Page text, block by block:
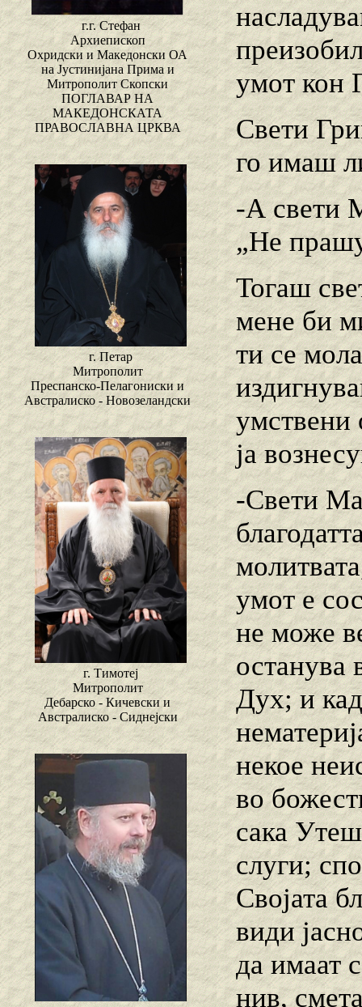
г.г. Стефан
Архиепископ
Охридски и Македонски ОА
на Јустинијана Прима и
Митрополит Скопски
ПОГЛАВАР НА
МАКЕДОНСКАТА
ПРАВОСЛАВНА ЦРКВА
г. Петар
Митрополит
Преспанско-Пелагониски и
Австралиско - Новозеландски
г. Тимотеј
Митрополит
Дебарско - Кичевски и
Австралиско - Сиднејски
умот кон
Свети
го имаш
-А свети
„Не
Тогаш
мене би
ти се
умствени
ја
-Свети
умот е
не може
останува
Дух; и
некое
во
сака
слуги;
Својата
види
да имаат
нив,